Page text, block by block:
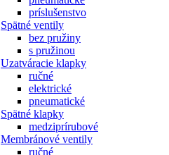
príslušenstvo
Spätné ventily
bez pružiny
s pružinou
Uzatváracie klapky
ručné
elektrické
pneumatické
Spätné klapky
medziprírubové
Membránové ventily
ručné